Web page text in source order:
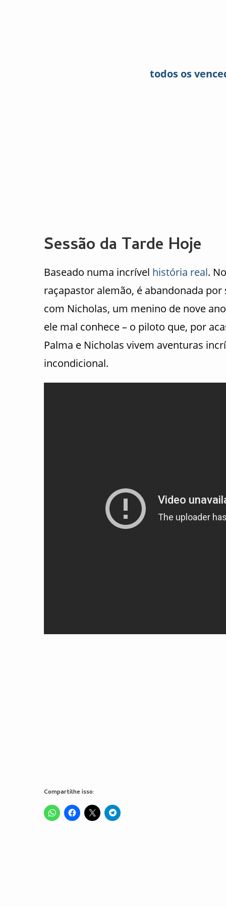
todos os
Sessão da Tarde Hoje
Baseado numa incrível história real.
raçapastor alemão, é abandonada
com Nicholas, um menino de nove
ele mal conhece – o piloto que, por
Palma e Nicholas vivem aventuras
incondicional.
Compartilhe isso: